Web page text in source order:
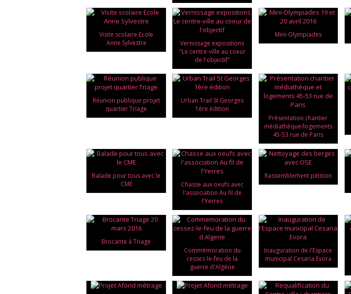
Visite scolaire Ecole
Anne Sylvestre
Vernissage expositions
"Le centre-ville au coeur
de l'objectif"
Mini-Olympiades
Réunion publique projet
quartier Triage
Urban Trail St Georges
1ère édition
Présentation chantier
médiathèque/logements
45-53 rue de Paris
Balade pour tous avec le
CME
Chasse aux oeufs avec
l'association Au fil de
l'Yerres
Rassemblement pétition
Brocante à Triage
Commémoration du
cessez-le-feu de la
guerre d'Algérie
Inauguration de l'Espace
municipal Cesaria Evora